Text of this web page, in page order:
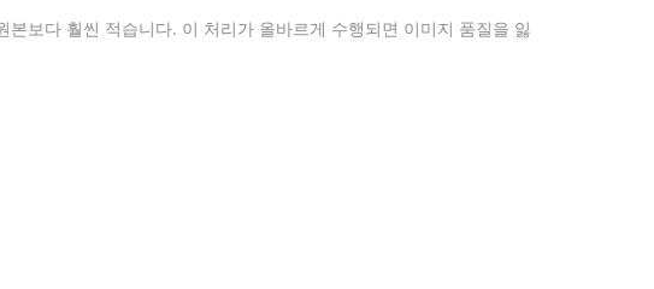
보다 훨씬 적습니다. 이 처리가 올바르게 수행되면 이미지 품질을 잃